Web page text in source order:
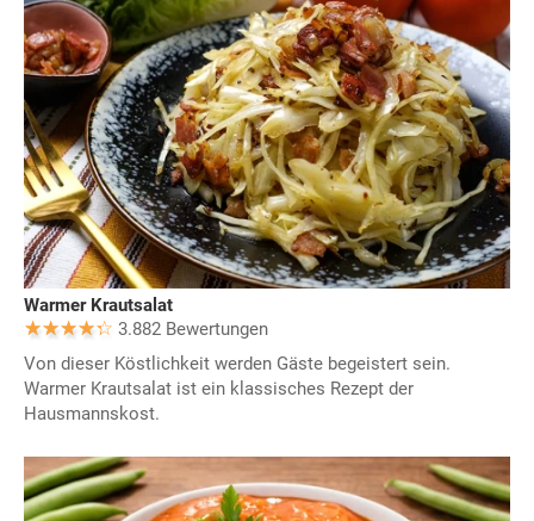
Warmer Krautsalat
3.882 Bewertungen
Von dieser Köstlichkeit werden Gäste begeistert sein.
Warmer Krautsalat ist ein klassisches Rezept der
Hausmannskost.